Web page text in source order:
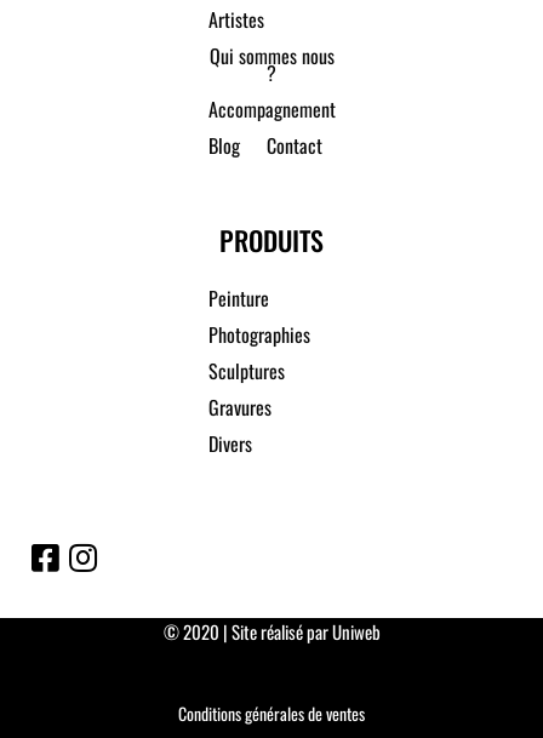
Artistes
Qui sommes nous
?
Accompagnement
Blog
Contact
PRODUITS
Peinture
Photographies
Sculptures
Gravures
Divers
© 2020 | Site réalisé par Uniweb
Conditions générales de ventes